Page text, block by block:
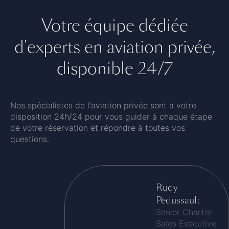
Votre équipe dédiée
d'experts en aviation privée,
disponible 24/7
Nos spécialistes de l'aviation privée sont à votre
disposition 24h/24 pour vous guider à chaque étape
de votre réservation et répondre à toutes vos
questions.
Rudy
Pedussault
Senior Charter
Sales Executive